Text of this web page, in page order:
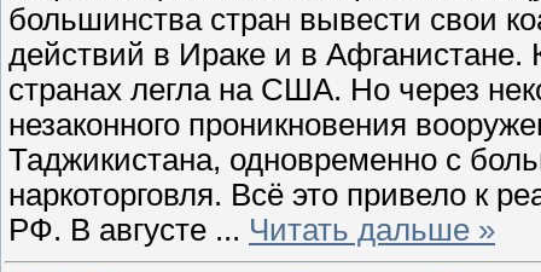
большинства стран вывести свои
действий в Ираке и в Афганистане.
странах легла на США. Но через
незаконного проникновения
Таджикистана, одновременно с
наркоторговля. Всё это привело к
РФ. В августе ... Читать дальше »